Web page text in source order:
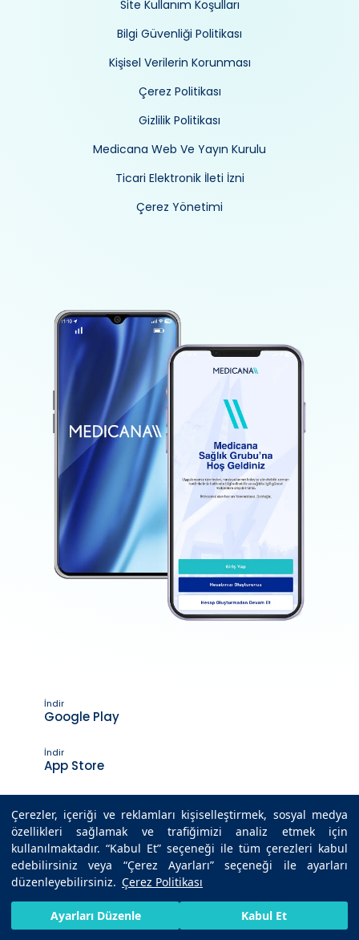
Çerezler, içeriği ve reklamları kişiselleştirmek, sosyal medya
özellikleri sağlamak ve trafiğimizi analiz etmek için
kullanılmaktadır. “Kabul Et” seçeneği ile tüm çerezleri kabul
edebilirsiniz veya “Çerez Ayarları” seçeneği ile ayarları
düzenleyebilirsiniz. Çerez Politikası
Ayarları Düzenle Kabul Et
Site Kullanım Koşulları
Bilgi Güvenliği Politikası
Kişisel Verilerin Korunması
Çerez Politikası
Gizlilik Politikası
Medicana Web Ve Yayın Kurulu
Ticari Elektronik İleti İzni
Çerez Yönetimi
İndir
Google Play
İndir
App Store
Son Güncelleme Tarihi : 06.10.2025 16:45
HIZLI RANDEVU AL BIZE ULAŞIN